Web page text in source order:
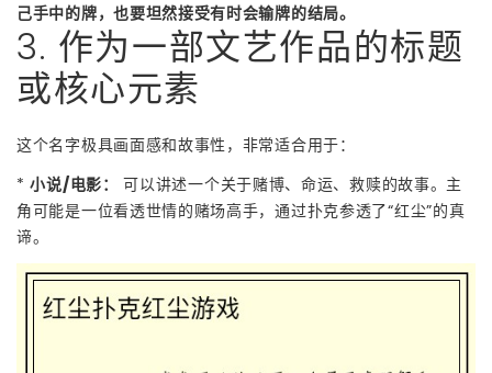
己手中的牌，也要坦然接受有时会输牌的结局。
3. 作为一部文艺作品的标题
或核心元素
这个名字极具画面感和故事性，非常适合用于：
*小说/电影：
可以讲述一个关于赌博、命运、救赎的故事。主
角可能是一位看透世情的赌场高手，通过扑克参透了“红尘”的真
谛。